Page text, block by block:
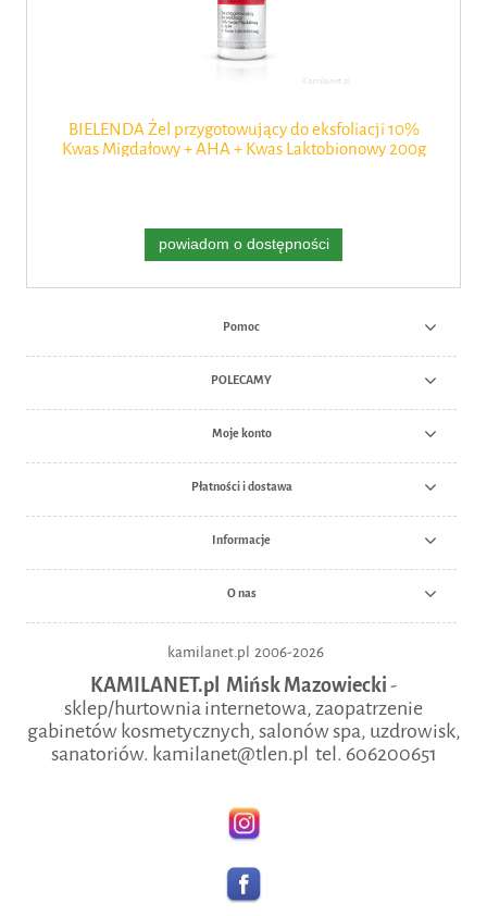
BIELENDA Żel przygotowujący do eksfoliacji 10%
Kwas Migdałowy + AHA + Kwas Laktobionowy 200g
powiadom o dostępności
Pomoc
POLECAMY
Moje konto
Płatności i dostawa
Informacje
O nas
kamilanet.pl 2006-2026
KAMILANET.pl Mińsk Mazowiecki-
sklep/hurtownia internetowa, zaopatrzenie
gabinetów kosmetycznych, salonów spa, uzdrowisk,
sanatoriów. kamilanet@tlen.pl tel. 606200651